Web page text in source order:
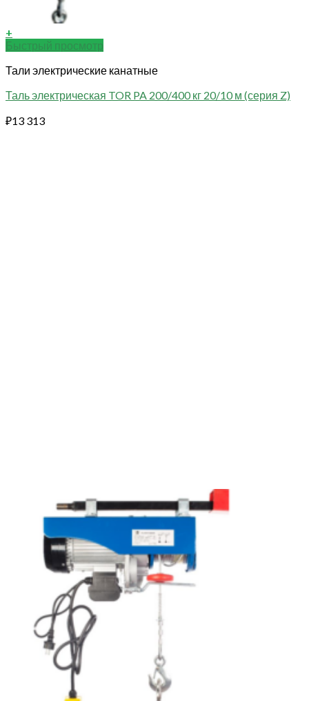
+
Быстрый просмотр
Тали электрические канатные
Таль электрическая TOR PA 200/400 кг 20/10 м (серия Z)
₽13 313